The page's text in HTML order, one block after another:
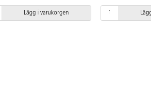
Lägg i varukorgen